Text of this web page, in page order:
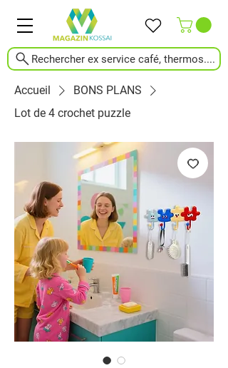
Rechercher ex service café, thermos....
Accueil
BONS PLANS
Lot de 4 crochet puzzle